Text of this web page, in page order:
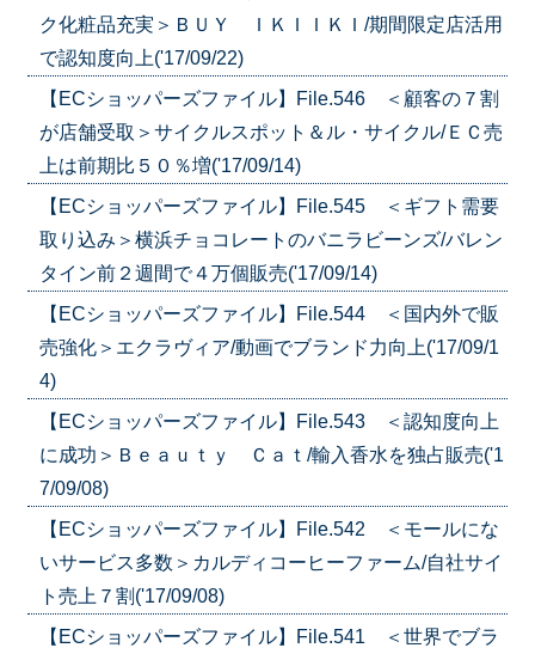
ク化粧品充実＞ＢＵＹ ＩＫＩＩＫＩ/期間限定店活用
で認知度向上('17/09/22)
【ECショッパーズファイル】File.546 ＜顧客の７割
が店舗受取＞サイクルスポット＆ル・サイクル/ＥＣ売
上は前期比５０％増('17/09/14)
【ECショッパーズファイル】File.545 ＜ギフト需要
取り込み＞横浜チョコレートのバニラビーンズ/バレン
タイン前２週間で４万個販売('17/09/14)
【ECショッパーズファイル】File.544 ＜国内外で販
売強化＞エクラヴィア/動画でブランド力向上('17/09/1
4)
【ECショッパーズファイル】File.543 ＜認知度向上
に成功＞Ｂｅａｕｔｙ Ｃａｔ/輸入香水を独占販売('1
7/09/08)
【ECショッパーズファイル】File.542 ＜モールにな
いサービス多数＞カルディコーヒーファーム/自社サイ
ト売上７割('17/09/08)
【ECショッパーズファイル】File.541 ＜世界でブラ